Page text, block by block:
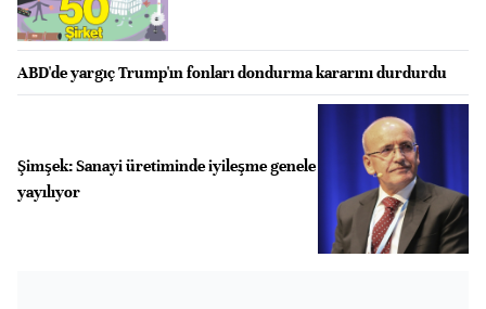
ABD'de yargıç Trump'ın fonları dondurma kararını durdurdu
Şimşek: Sanayi üretiminde iyileşme genele
yayılıyor